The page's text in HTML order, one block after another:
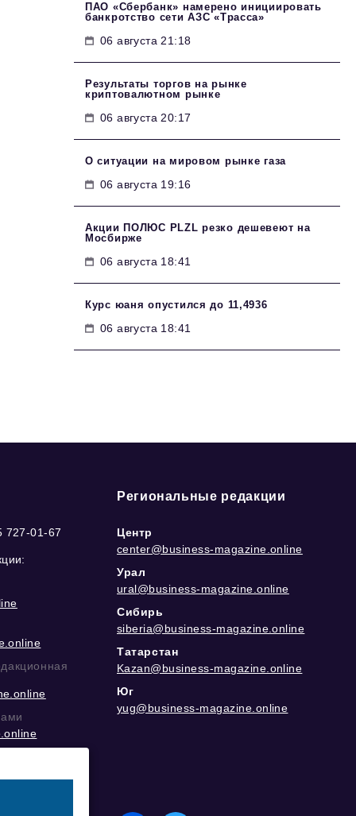
ПАО «Сбербанк» намерено инициировать
банкротство сети АЗС «Трасса»
06 августа 21:18
Результаты торгов на рынке
криптовалютном рынке
06 августа 20:17
О ситуации на мировом рынке газа
06 августа 19:16
Акции ПОЛЮС PLZL резко дешевеют на
Мосбирже
06 августа 18:41
Курс юаня опустился до 11,4936
06 августа 18:41
727-01-67
Региональные редакции
Центр
center@business-magazine.online
Урал
ural@business-magazine.online
Сибирь
siberia@business-magazine.online
Татарстан
Kazan@business-magazine.online
Юг
yug@business-magazine.online